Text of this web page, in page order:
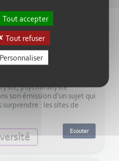
29:00
de rencontre
psychanalyste
son émission d'un sujet qui
surprendre : les sites de
Ecouter
Tout accepter
Tout refuser
Personnaliser